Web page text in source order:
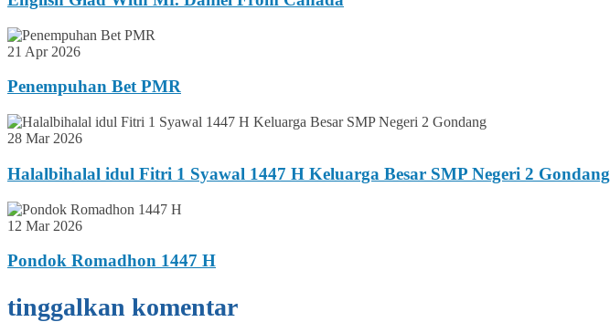
21 Apr 2026
Penempuhan Bet PMR
28 Mar 2026
Halalbihalal idul Fitri 1 Syawal 1447 H Keluarga Besar SMP Negeri 2 Gondang
12 Mar 2026
Pondok Romadhon 1447 H
tinggalkan komentar